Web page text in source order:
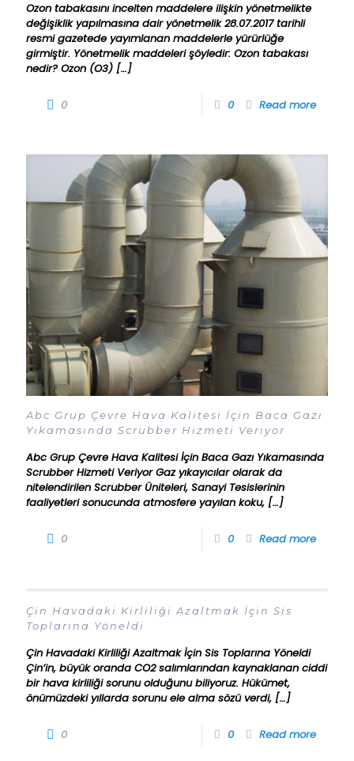
Ozon tabakasını incelten maddelere ilişkin yönetmelikte
değişiklik yapılmasına dair yönetmelik 28.07.2017 tarihli
resmi gazetede yayımlanan maddelerle yürürlüğe
girmiştir. Yönetmelik maddeleri şöyledir: Ozon tabakası
nedir? Ozon (O3) […]
0 0 Read more
Abc Grup Çevre Hava Kalitesi İçin Baca Gazı
Yıkamasında Scrubber Hizmeti Veriyor
Abc Grup Çevre Hava Kalitesi İçin Baca Gazı Yıkamasında
Scrubber Hizmeti Veriyor Gaz yıkayıcılar olarak da
nitelendirilen Scrubber Üniteleri, Sanayi Tesislerinin
faaliyetleri sonucunda atmosfere yayılan koku, […]
0 0 Read more
Çin Havadaki Kirliliği Azaltmak İçin Sis
Toplarına Yöneldi
Çin Havadaki Kirliliği Azaltmak İçin Sis Toplarına Yöneldi
Çin’in, büyük oranda CO2 salımlarından kaynaklanan ciddi
bir hava kirliliği sorunu olduğunu biliyoruz. Hükümet,
önümüzdeki yıllarda sorunu ele alma sözü verdi, […]
0 0 Read more